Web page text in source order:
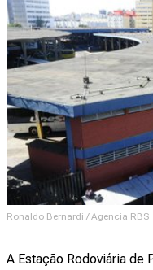
Ronaldo Bernardi / Agencia RBS
A Estação Rodoviária de